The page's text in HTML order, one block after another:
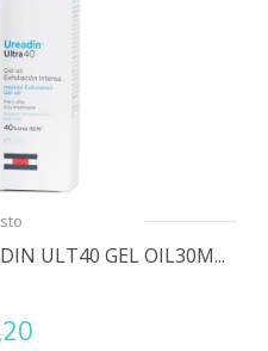
ULT40 GEL OIL30M...